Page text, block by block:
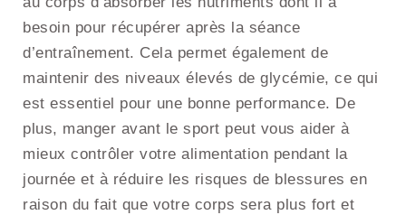
besoin pour récupérer après la séance
d’entraînement. Cela permet également de
maintenir des niveaux élevés de glycémie, ce qui
est essentiel pour une bonne performance. De
plus, manger avant le sport peut vous aider à
mieux contrôler votre alimentation pendant la
journée et à réduire les risques de blessures en
raison du fait que votre corps sera plus fort et